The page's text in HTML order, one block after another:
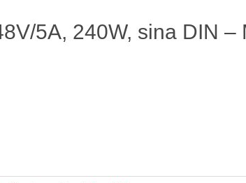
5A, 240W, sina DIN